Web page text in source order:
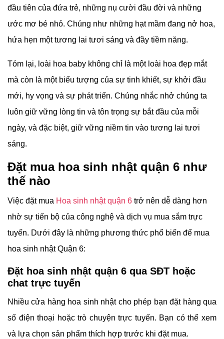
đầu tiên của đứa trẻ, những nụ cười đầu đời và những
ước mơ bé nhỏ. Chúng như những hạt mầm đang nở hoa,
hứa hẹn một tương lai tươi sáng và đầy tiềm năng.
Tóm lại, loài hoa baby không chỉ là một loài hoa đẹp mắt
mà còn là một biểu tượng của sự tinh khiết, sự khởi đầu
mới, hy vọng và sự phát triển. Chúng nhắc nhở chúng ta
luôn giữ vững lòng tin và tôn trọng sự bắt đầu của mỗi
ngày, và đặc biệt, giữ vững niềm tin vào tương lai tươi
sáng.
Đặt mua hoa sinh nhật quận 6 như
thế nào
Việc đặt mua Hoa sinh nhật quận 6 trở nên dễ dàng hơn
nhờ sự tiến bộ của công nghệ và dịch vụ mua sắm trực
tuyến. Dưới đây là những phương thức phổ biến để mua
hoa sinh nhật Quận 6:
Đặt hoa sinh nhật quận 6 qua SĐT hoặc
chat trực tuyến
Nhiều cửa hàng hoa sinh nhật cho phép bạn đặt hàng qua
số điện thoại hoặc trò chuyện trực tuyến. Bạn có thể xem
và lựa chọn sản phẩm thích hợp trước khi đặt mua.